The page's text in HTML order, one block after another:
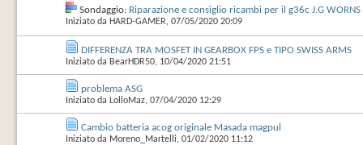
Sondaggio: Riparazione e consiglio ricambi per il g36c J.G WORNS
Iniziato da HARD-GAMER‎, 07/05/2020 20:09
DIFFERENZA TRA MOSFET IN GEARBOX FPS e TIPO SWISS ARMS
Iniziato da BearHDR50‎, 10/04/2020 21:51
problema ASG
Iniziato da LolloMaz‎, 07/04/2020 12:29
Cambio batteria acog originale Masada magpul
Iniziato da Moreno_Martelli‎, 01/02/2020 11:12